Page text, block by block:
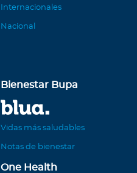
Internacionales
Nacional
Bienestar Bupa
Vidas más saludables
Notas de bienestar
One Health